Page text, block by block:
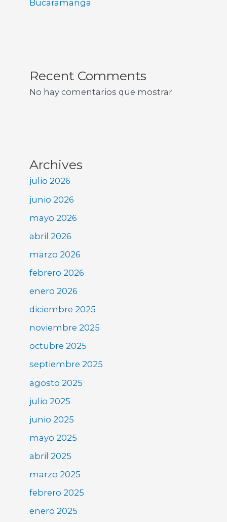
Bucaramanga
Recent Comments
No hay comentarios que mostrar.
Archives
julio 2026
junio 2026
mayo 2026
abril 2026
marzo 2026
febrero 2026
enero 2026
diciembre 2025
noviembre 2025
octubre 2025
septiembre 2025
agosto 2025
julio 2025
junio 2025
mayo 2025
abril 2025
marzo 2025
febrero 2025
enero 2025